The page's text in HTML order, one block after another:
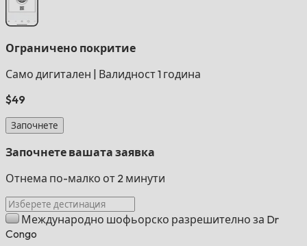
Ограничено покритие
Само дигитален
Валидност 1 година
$49
Започнете
Започнете вашата заявка
Отнема по-малко от 2 минути
Международно шофьорско разрешително за Dr
Congo